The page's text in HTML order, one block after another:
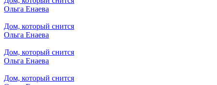
Ольга Енаева
Дом, который снится
Ольга Енаева
Дом, который снится
Ольга Енаева
Дом, который снится